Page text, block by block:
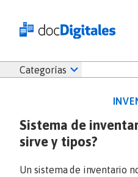
Empresas
Ventas
Iniciar
sesión
Línea
docDigitales
Categorías
Inicio
Nómina
Sistema de
sirve y tipos?
Un sistema de inventario